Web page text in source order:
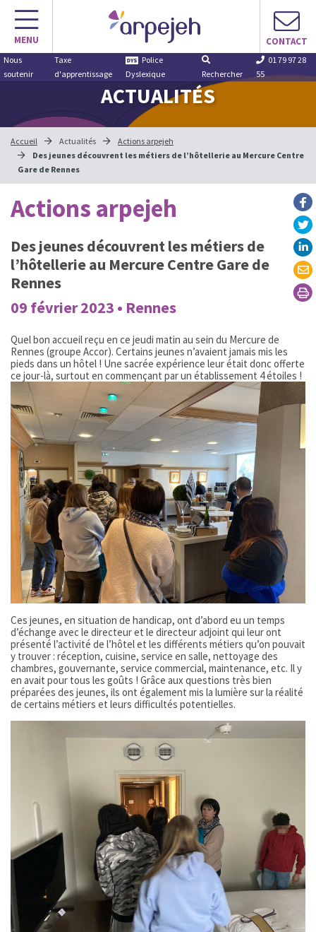
Aller
contenu
MENU CONTACT
Nous
soutenir
Taxe
d'apprentissage
Police
Dyslexique
Rechercher
01 79 97 28
55
ACTUALITÉS
Accueil Actualités
Actions arpejeh
Des jeunes découvrent les métiers de l’hôtellerie au Mercure Centre
Gare de Rennes
Actions arpejeh
Des jeunes découvrent les métiers de
l’hôtellerie au Mercure Centre Gare de
Rennes
09 février 2023 • Rennes
Quel bon accueil reçu en ce jeudi matin au sein du Mercure de
Rennes (groupe Accor). Certains jeunes n’avaient jamais mis les
pieds dans un hôtel ! Une sacrée expérience leur était donc offerte
ce jour-là, surtout en commençant par un établissement 4 étoiles !
Ces jeunes, en situation de handicap, ont d’abord eu un temps
d’échange avec le directeur et le directeur adjoint qui leur ont
présenté l’activité de l’hôtel et les différents métiers qu’on pouvait
y trouver : réception, cuisine, service en salle, nettoyage des
chambres, gouvernante, service commercial, maintenance, etc. Il y
en avait pour tous les goûts ! Grâce aux questions très bien
préparées des jeunes, ils ont également mis la lumière sur la réalité
de certains métiers et leurs difficultés potentielles.